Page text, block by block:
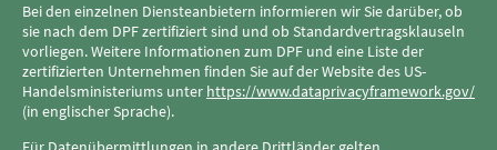
Bei den einzelnen Diensteanbietern informieren wir Sie darüber, ob
sie nach dem DPF zertifiziert sind und ob Standardvertragsklauseln
vorliegen. Weitere Informationen zum DPF und eine Liste der
zertifizierten Unternehmen finden Sie auf der Website des US-
Handelsministeriums unter https://www.dataprivacyframework.gov/
(in englischer Sprache).